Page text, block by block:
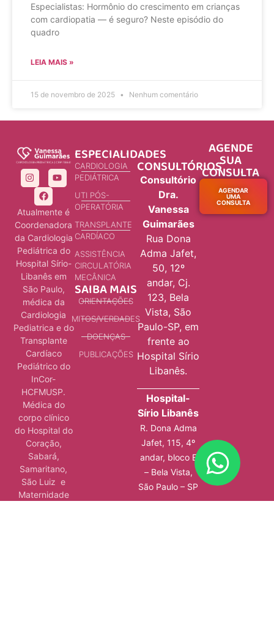
Especialistas: Hormônio do crescimento em crianças
com cardiopatia — é seguro? Neste episódio do
quadro
LEIA MAIS »
15 de novembro de 2025 Nenhum comentário
Atualmente é
Coordenadora
da Cardiologia
Pediátrica do
Hospital Sírio-
Libanês em
São Paulo,
médica da
Cardiologia
Pediatrica e do
Transplante
Cardíaco
Pediátrico do
InCor-
HCFMUSP.
Médica do
corpo clínico
do Hospital do
Coração,
Sabará,
Samaritano,
São Luiz e
Maternidade
ESPECIALIDADES
CARDIOLOGIA
PEDIÁTRICA
UTI PÓS-
OPERATÓRIA
TRANSPLANTE
CARDÍACO
ASSISTÊNCIA
CIRCULATÓRIA
MECÂNICA
SAIBA MAIS
ORIENTAÇÕES
MITOS/VERDADES
DOENÇAS
PUBLICAÇÕES
CONSULTÓRIOS
Consultório
Dra.
Vanessa
Guimarães
Rua Dona
Adma Jafet,
50, 12º
andar, Cj.
123, Bela
Vista, São
Paulo-SP, em
frente ao
Hospital Sírio
Libanês.
Hospital-
Sírio Libanês
R. Dona Adma
Jafet, 115, 4º
andar, bloco E
– Bela Vista,
São Paulo – SP
AGENDE
SUA
CONSULTA
AGENDAR
UMA
CONSULTA